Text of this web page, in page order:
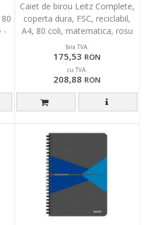
-
Caiet de birou Leitz Complete,
coperta dura, FSC, reciclabil,
A4, 80 coli, matematica, rosu
fara TVA:
175,53 RON
cu TVA:
208,88 RON